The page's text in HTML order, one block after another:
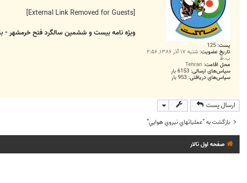
پست: 125
تاریخ عضویت: شنبه ۱۷ آذر ۱۳۸۶, ۲:۵۶
ب.ظ
محل اقامت:
سپاس‌های ارسالی: 6153 بار
سپاس‌های دریافتی: 953 بار
[External Link Removed for Guests]
ویژه نامه بیست و ششمین سالگرد فتح خرمشهر -
ارسال پست
بازگشت به “عملیاتهاي نيروي هوايي”
صفحه اول تالار